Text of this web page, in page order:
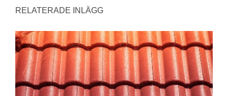
RELATERADE INLÄGG